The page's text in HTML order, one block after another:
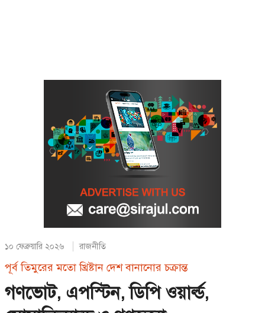
১০ ফেব্রুয়ারি ২০২৬ রাজনীতি
পূর্ব তিমুরের মতো খ্রিষ্টান দেশ বানানোর চক্রান্ত
গণভোট, এপস্টিন, ডিপি ওয়ার্ল্ড,